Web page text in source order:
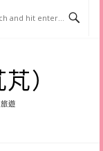
）
遊